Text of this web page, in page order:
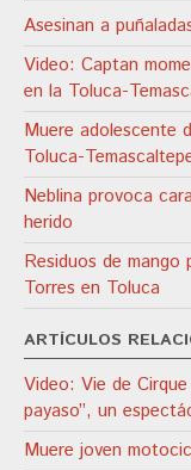
Asesinan a
Video: Captan
en la Toluca-
Muere adolescente
Toluca-
Neblina provoca
herido
Residuos de mango
Torres en Toluca
ARTÍCULOS
Video: Vie de
payaso”, un
Muere joven